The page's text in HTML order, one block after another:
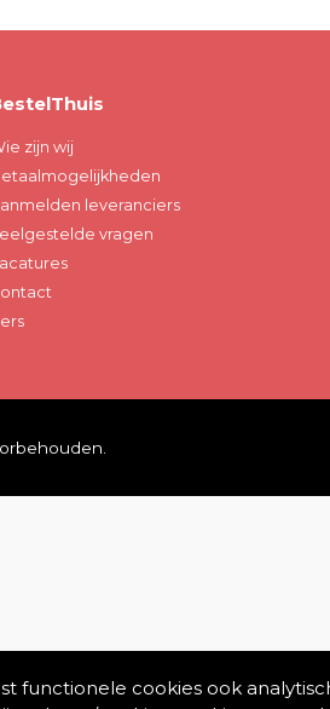
zijn wij
leveranciers
vragen
functionele cookies ook